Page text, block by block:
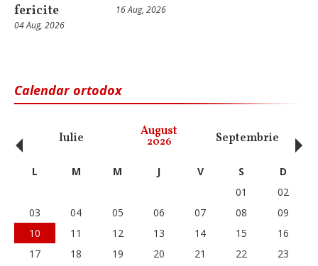
fericite
04 Aug, 2026
16 Aug, 2026
Calendar ortodox
Iulie August
2026 Septembrie
‹ L M M J V S
D
01
02
03
04 05 06 07 08
09
10
11 12 13 14 15
16
17
18 19 20 21 22
23